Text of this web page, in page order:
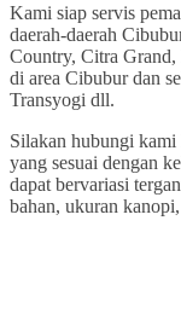
Kami siap servis
daerah-daerah
Country, Citra Grand,
di area Cibubur dan
Transyogi dll.
Silakan hubungi kami
yang sesuai dengan
dapat bervariasi
bahan, ukuran